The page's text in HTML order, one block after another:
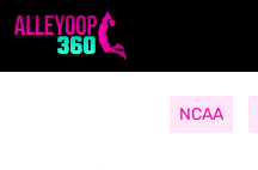
Aller
NCAA